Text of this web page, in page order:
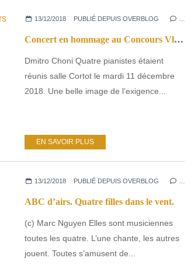
13/12/2018 PUBLIÉ DEPUIS OVERBLOG
Concert en hommage au Concours Vladimir Horowitz. Des lauréats exceptionnels.
Dmitro Choni Quatre pianistes étaient
réunis salle Cortot le mardi 11 décembre
2018. Une belle image de l’exigence...
EN SAVOIR PLUS
13/12/2018 PUBLIÉ DEPUIS OVERBLOG
ABC d’airs. Quatre filles dans le vent.
(c) Marc Nguyen Elles sont musiciennes
toutes les quatre. L’une chante, les autres
jouent. Toutes s’amusent de...